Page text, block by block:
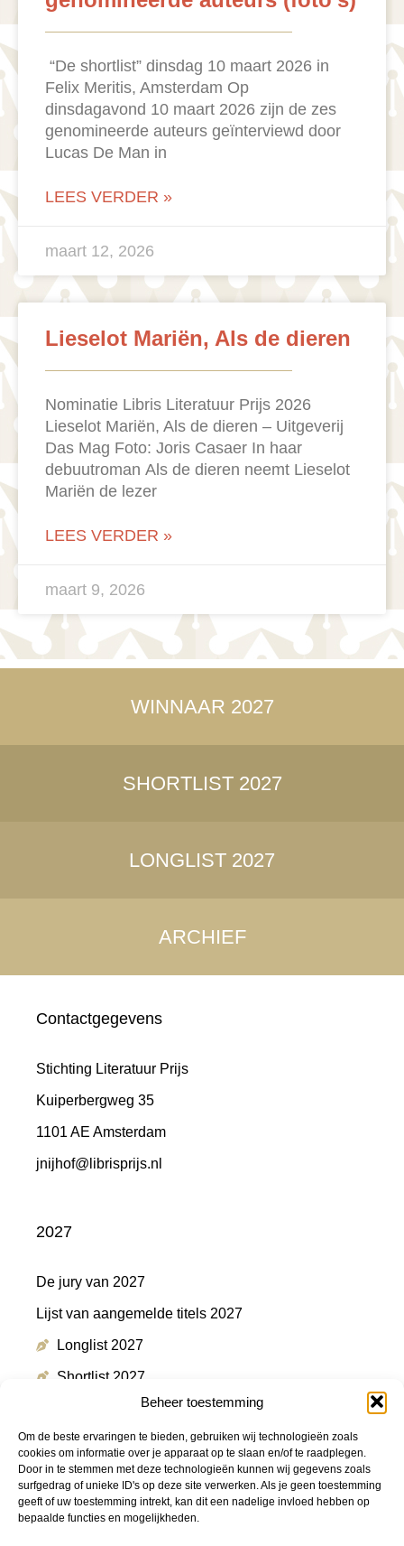
Beheer toestemming
Om de beste ervaringen te bieden, gebruiken wij technologieën zoals
cookies om informatie over je apparaat op te slaan en/of te raadplegen.
Door in te stemmen met deze technologieën kunnen wij gegevens zoals
surfgedrag of unieke ID's op deze site verwerken. Als je geen toestemming
geeft of uw toestemming intrekt, kan dit een nadelige invloed hebben op
bepaalde functies en mogelijkheden.
“De shortlist” dinsdag 10 maart 2026 in
Felix Meritis, Amsterdam Op
dinsdagavond 10 maart 2026 zijn de zes
genomineerde auteurs geïnterviewd door
Lucas De Man in
LEES VERDER »
maart 12, 2026
Lieselot Mariën, Als de dieren
Nominatie Libris Literatuur Prijs 2026
Lieselot Mariën, Als de dieren – Uitgeverij
Das Mag Foto: Joris Casaer In haar
debuutroman Als de dieren neemt Lieselot
Mariën de lezer
LEES VERDER »
maart 9, 2026
WINNAAR 2027
SHORTLIST 2027
LONGLIST 2027
ARCHIEF
Contactgegevens
Stichting Literatuur Prijs
Kuiperbergweg 35
1101 AE Amsterdam
jnijhof@librisprijs.nl
2027
De jury van 2027
Lijst van aangemelde titels 2027
Longlist 2027
Shortlist 2027
Winnaar 2027
Meer informatie
Persmap